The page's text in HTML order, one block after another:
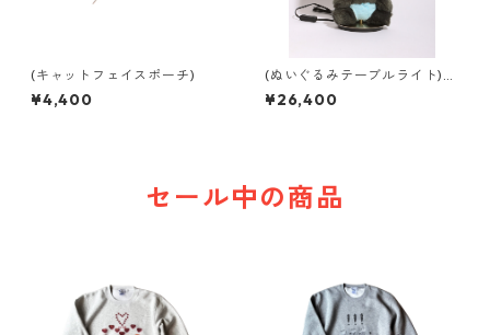
(キャットフェイスポーチ)
¥4,400
(ぬいぐるみテーブルライト)b
abyちゃんライト
¥26,400
セール中の商品